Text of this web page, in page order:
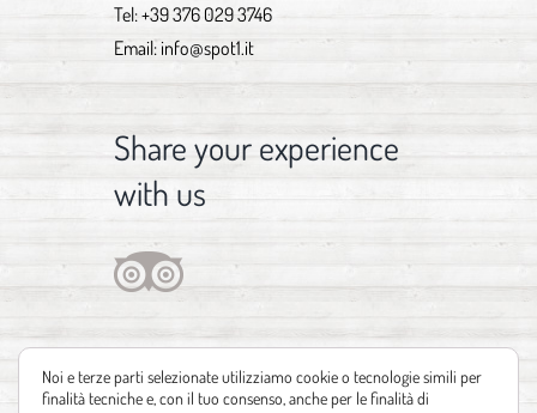
Tel:+39 376 029 3746
Email: info@spot1.it
Share your experience
with us
Noi e terze parti selezionate utilizziamo cookie o tecnologie simili per
finalità tecniche e, con il tuo consenso, anche per le finalità di